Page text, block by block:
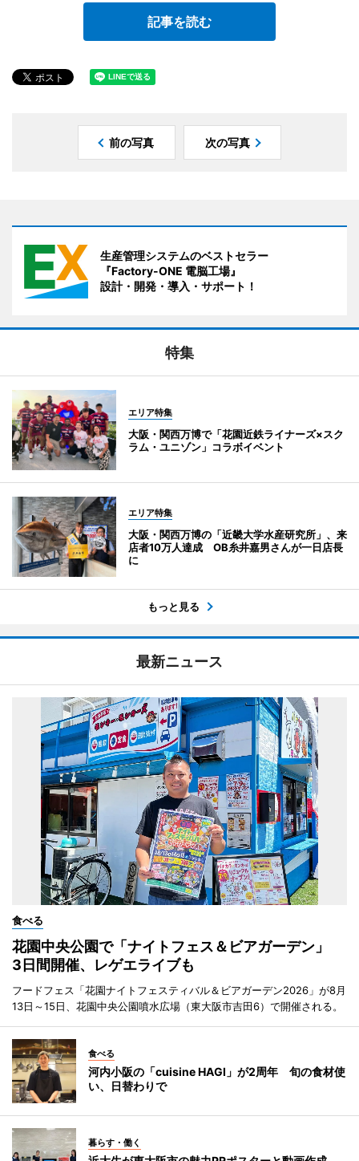
記事を読む
前の写真 次の写真
生産管理システムのベストセラー
『Factory-ONE 電脳工場』
設計・開発・導入・サポート！
特集
エリア特集
大阪・関西万博で「花園近鉄ライナーズ×スク
ラム・ユニゾン」コラボイベント
エリア特集
大阪・関西万博の「近畿大学水産研究所」、来
店者10万人達成 OB糸井嘉男さんが一日店長
に
もっと見る
最新ニュース
食べる
花園中央公園で「ナイトフェス＆ビアガーデン」
3日間開催、レゲエライブも
フードフェス「花園ナイトフェスティバル＆ビアガーデン2026」が8月
13日～15日、花園中央公園噴水広場（東大阪市吉田6）で開催される。
食べる
河内小阪の「cuisine HAGI」が2周年 旬の食材使
い、日替わりで
暮らす・働く